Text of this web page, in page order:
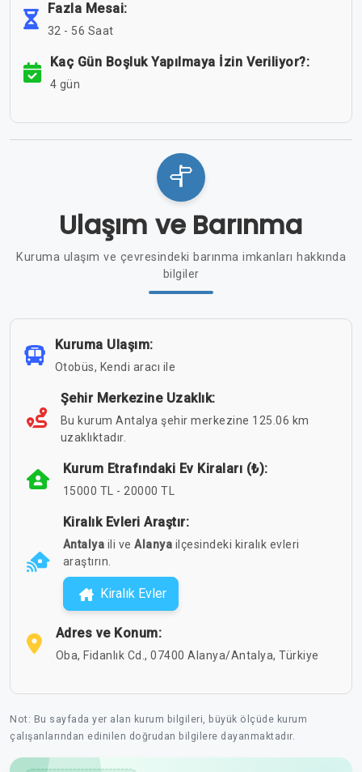
Fazla Mesai:
32 - 56 Saat
Kaç Gün Boşluk Yapılmaya İzin Veriliyor?:
4 gün
Ulaşım ve Barınma
Kuruma ulaşım ve çevresindeki barınma imkanları hakkında
bilgiler
Kuruma Ulaşım:
Otobüs, Kendi aracı ile
Şehir Merkezine Uzaklık:
Bu kurum Antalya şehir merkezine 125.06 km
uzaklıktadır.
Kurum Etrafındaki Ev Kiraları (₺):
15000 TL - 20000 TL
Kiralık Evleri Araştır:
Antalya ili ve Alanya ilçesindeki kiralık evleri
araştırın.
Kiralık Evler
Adres ve Konum:
Oba, Fidanlık Cd., 07400 Alanya/Antalya, Türkiye
Not: Bu sayfada yer alan kurum bilgileri, büyük ölçüde kurum
çalışanlarından edinilen doğrudan bilgilere dayanmaktadır.